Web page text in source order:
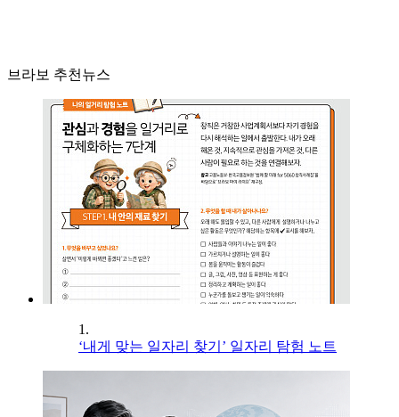
브라보 추천뉴스
1.
‘내게 맞는 일자리 찾기’ 일자리 탐험 노트